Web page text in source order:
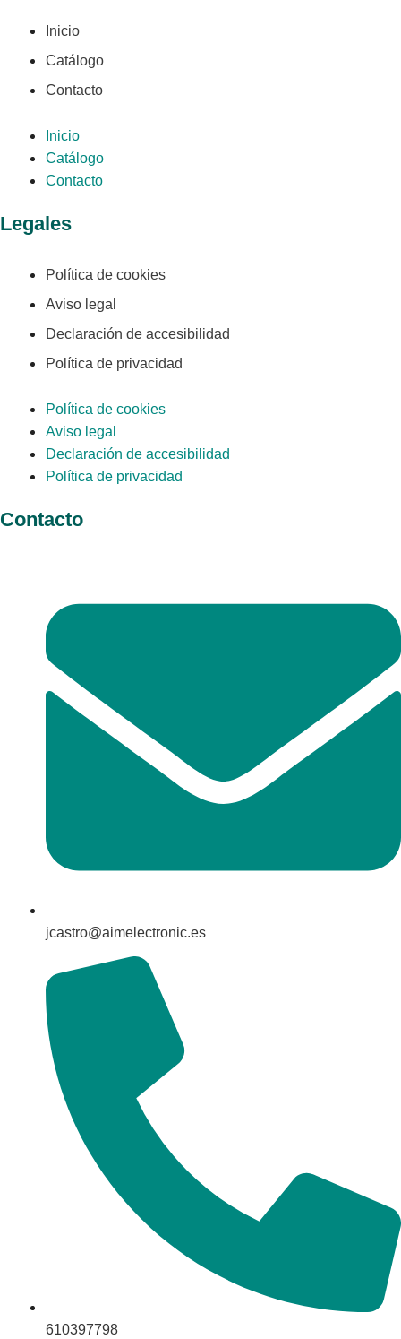
Inicio
Catálogo
Contacto
Inicio
Catálogo
Contacto
Legales
Política de cookies
Aviso legal
Declaración de accesibilidad
Política de privacidad
Política de cookies
Aviso legal
Declaración de accesibilidad
Política de privacidad
Contacto
jcastro@aimelectronic.es
610397798